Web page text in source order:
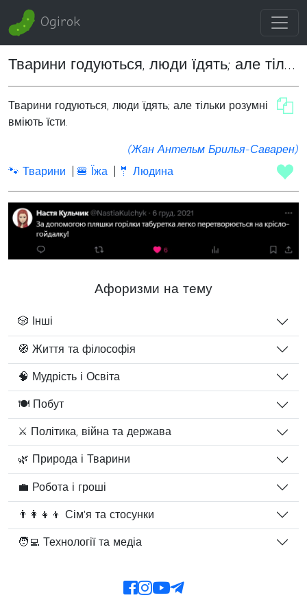
Ogirok
Тварини годуються, люди їдять; але тільки розумні люди вміють їсти
Тварини годуються, люди їдять; але тільки розумні люди
вміють їсти.
(Жан Антельм Брилья-Саварен)
🐾 Тварини
🍔 Їжа 🤵 Людина
Афоризми на тему
🎲 Інші
🧭 Життя та філософія
🧠 Мудрість і Освіта
🍽️ Побут
⚔️ Політика, війна та держава
🌿 Природа і Тварини
💼 Робота і гроші
👨‍👩‍👧‍👦 Сім'я та стосунки
🧑‍💻 Технології та медіа